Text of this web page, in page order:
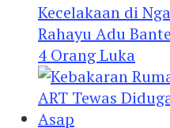
Kecelakaan di
Rahayu Adu
4 Orang Luka